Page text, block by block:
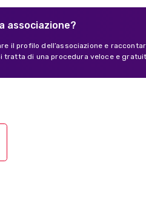
associazione?
il profilo dell’associazione e
tratta di una procedura veloce e